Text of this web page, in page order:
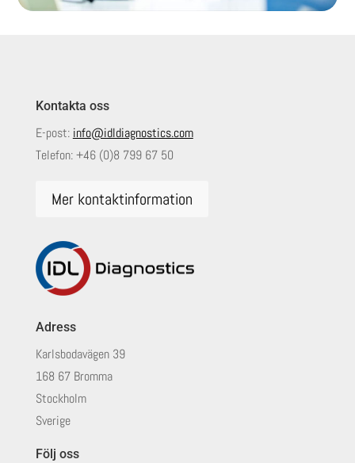
Kontakta oss
E-post: info@idldiagnostics.com
Telefon:+46 (0)8 799 67 50
Mer kontaktinformation
Adress
Karlsbodavägen 39
168 67 Bromma
Stockholm
Sverige
Följ oss